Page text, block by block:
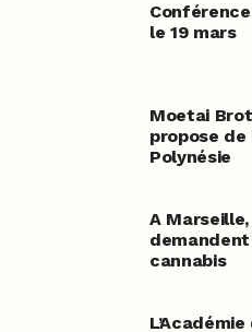
le 19 mars
Moetai
propose
Polynésie
A
cannabis